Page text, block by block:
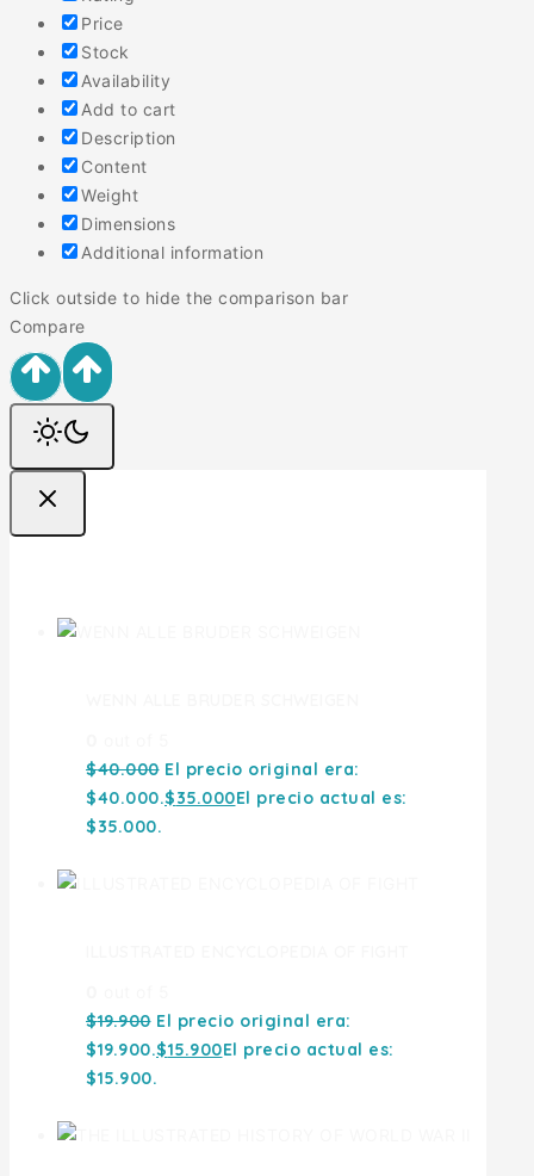
Price
Stock
Availability
Add to cart
Description
Content
Weight
Dimensions
Additional information
Click outside to hide the comparison bar
Compare
$40.000 El precio original era:
$40.000.$35.000El precio actual es:
$35.000.
$19.900 El precio original era:
$19.900.$15.900El precio actual es:
$15.900.